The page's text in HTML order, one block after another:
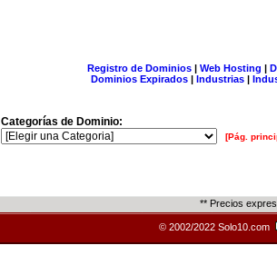
Registro de Dominios| Web Hosting |
Dominios Expirados | Industrias |
Categorías de Dominio:
[Pág.
** Precios
© 2002/2022 Solo10.com